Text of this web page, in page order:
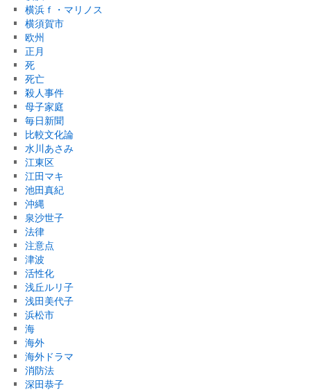
横浜ｆ・マリノス
横須賀市
欧州
正月
死
死亡
殺人事件
母子家庭
毎日新聞
比較文化論
水川あさみ
江東区
江田マキ
池田真紀
沖縄
泉沙世子
法律
注意点
津波
活性化
浅丘ルリ子
浅田美代子
浜松市
海
海外
海外ドラマ
消防法
深田恭子